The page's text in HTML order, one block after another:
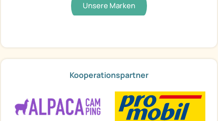
Unsere Marken
Kooperationspartner